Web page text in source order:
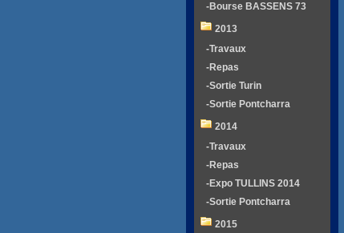
-Bourse BASSENS 73
2013
-Travaux
-Repas
-Sortie Turin
-Sortie Pontcharra
2014
-Travaux
-Repas
-Expo TULLINS 2014
-Sortie Pontcharra
2015